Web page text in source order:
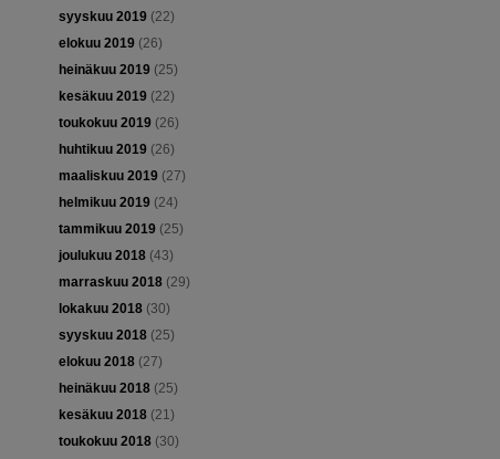
syyskuu 2019(22)
elokuu 2019(26)
heinäkuu 2019(25)
kesäkuu 2019(22)
toukokuu 2019(26)
huhtikuu 2019(26)
maaliskuu 2019(27)
helmikuu 2019(24)
tammikuu 2019(25)
joulukuu 2018(43)
marraskuu 2018(29)
lokakuu 2018(30)
syyskuu 2018(25)
elokuu 2018(27)
heinäkuu 2018(25)
kesäkuu 2018(21)
toukokuu 2018(30)